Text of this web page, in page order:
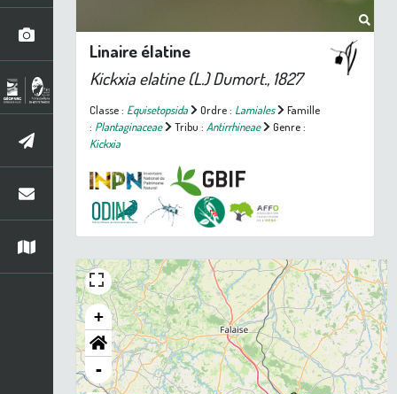
Linaire élatine
Kickxia elatine(L.) Dumort., 1827
Classe : Equisetopsida Ordre : Lamiales
Famille
: Plantaginaceae Tribu : Antirrhineae
Genre :
Kickxia
+
-